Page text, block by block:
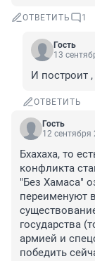
ОТВЕТИТЬ 1
Гость
13
И построит
ОТВЕТИТЬ
Гость
12 сентября
Бхахаха, то
конфликта
"Без Хамаса"
переименуют
государства
армией и
победить